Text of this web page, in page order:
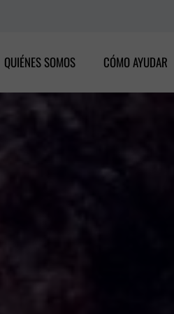
QUIÉNES SOMOS CÓMO AYUDAR